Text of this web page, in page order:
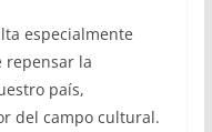
especialmente
repensar la
país,
del campo cultural.